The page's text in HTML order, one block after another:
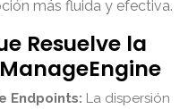
más fluida y efectiva.
Resuelve la
Endpoints: La dispersión